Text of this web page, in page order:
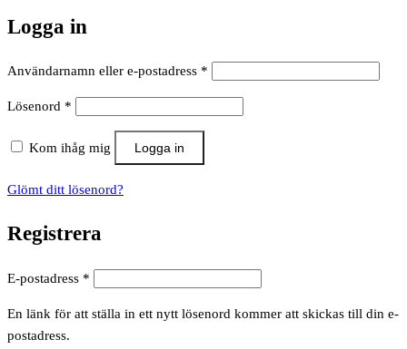
Logga in
Användarnamn eller e-postadress *
Lösenord *
Kom ihåg mig Logga in
Glömt ditt lösenord?
Registrera
E-postadress *
En länk för att ställa in ett nytt lösenord kommer att skickas till din e-
postadress.